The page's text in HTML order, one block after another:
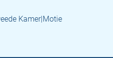
Kamer|Motie